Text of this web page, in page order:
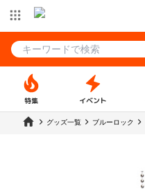
特集 イベント
グッズ一覧 ブルーロック